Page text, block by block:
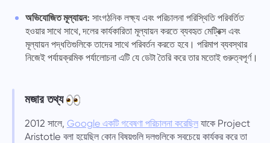
অভিযোজিত মূল্যায়ন: সাংগঠনিক লক্ষ্য এবং পরিচালনা পরিস্থিতি পরিবর্তিত
হওয়ার সাথে সাথে, দলের কার্যকারিতা মূল্যায়ন করতে ব্যবহৃত মেট্রিক্স এবং
মূল্যায়ন পদ্ধতিগুলিকে তাদের সাথে পরিবর্তন করতে হবে। পরিমাপ ব্যবস্থার
নিজেই পর্যায়ক্রমিক পর্যালোচনা এটি যে ডেটা তৈরি করে তার মতোই গুরুত্বপূর্ণ।
মজার তথ্য
2012 সালে, Google একটি গবেষণা পরিচালনা করেছিলযাকে Project
Aristotle বলা হয়েছিল কোন বিষয়গুলি দলগুলিকে সবচেয়ে কার্যকর করে তা